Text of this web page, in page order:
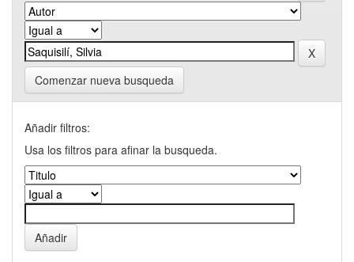
Comenzar nueva busqueda
Añadir filtros:
Usa los filtros para afinar la busqueda.